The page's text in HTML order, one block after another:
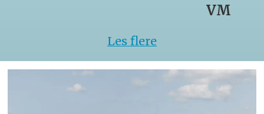
VM
Les flere